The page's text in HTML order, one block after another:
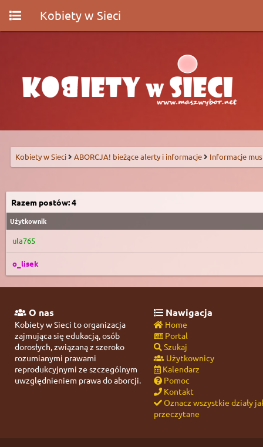
Kobiety w Sieci
Kobiety w Sieci ABORCJA! bieżące alerty i informacje Informacje
Razem postów: 4
Użytkownik
ula765
o_lisek
O nas
Kobiety w Sieci to organizacja
zajmująca się edukacją, osób
dorosłych, związaną z szeroko
rozumianymi prawami
reprodukcyjnymi ze szczególnym
uwzględnieniem prawa do aborcji.
Nawigacja
Home
Portal
Szukaj
Użytkownicy
Kalendarz
Pomoc
Kontakt
Oznacz wszystkie działy
przeczytane